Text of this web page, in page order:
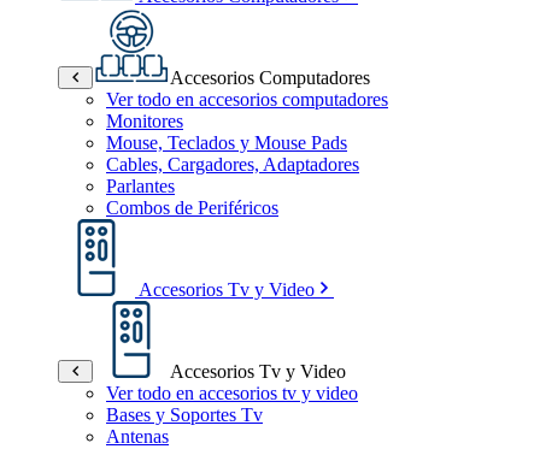
Accesorios Computadores
Ver todo en accesorios computadores
Monitores
Mouse, Teclados y Mouse Pads
Cables, Cargadores, Adaptadores
Parlantes
Combos de Periféricos
Accesorios Tv y Video
Accesorios Tv y Video
Ver todo en accesorios tv y video
Bases y Soportes Tv
Antenas